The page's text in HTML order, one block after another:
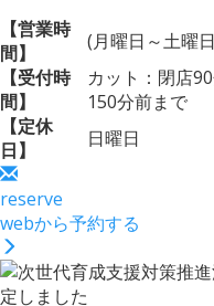
【営業時
間】
(月曜日～土曜
【受付時
間】
カット：閉店
150分前まで
【定休
日】
日曜日
reserve
webから予約する